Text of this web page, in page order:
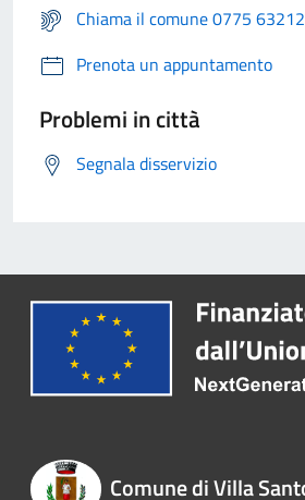
Chiama il comune 0775
Prenota un appuntamento
Problemi in città
Segnala disservizio
Comune di Villa